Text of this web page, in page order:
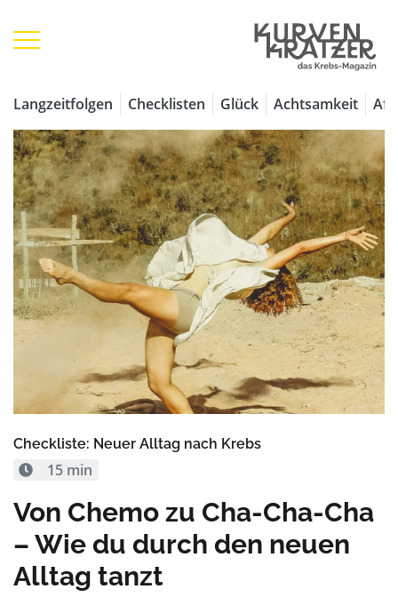
Langzeitfolgen Checklisten Glück Achtsamkeit
Checkliste: Neuer Alltag nach Krebs
15 min
Von Chemo zu Cha-Cha-Cha
– Wie du durch den neuen
Alltag tanzt